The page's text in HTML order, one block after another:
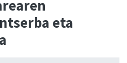
eta